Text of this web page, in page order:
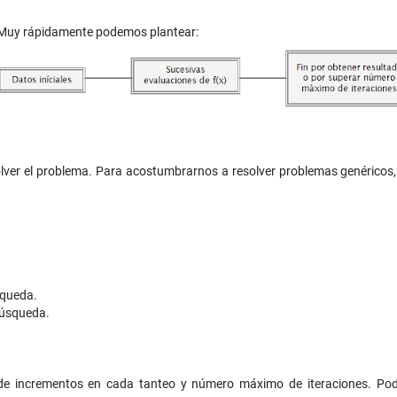
rápidamente podemos plantear:
el problema. Para acostumbrarnos a resolver problemas
incrementos en cada tanteo y número máximo de iteraciones.